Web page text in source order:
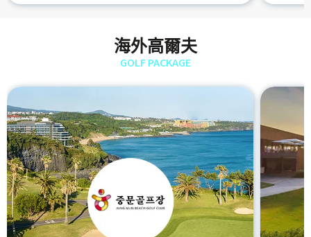
海外高爾夫
GOLF PACKAGE